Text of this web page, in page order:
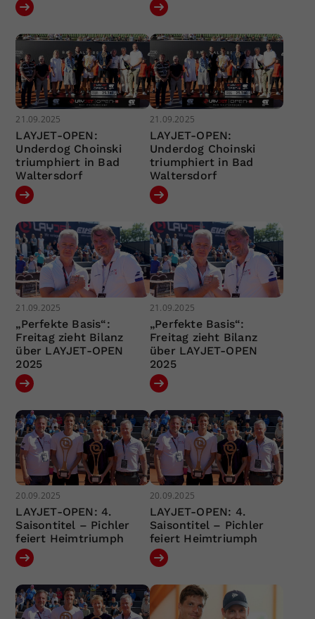
21.09.2025
LAYJET-OPEN:
Underdog Choinski
triumphiert in Bad
Waltersdorf
21.09.2025
LAYJET-OPEN:
Underdog Choinski
triumphiert in Bad
Waltersdorf
21.09.2025
„Perfekte Basis“:
Freitag zieht Bilanz
über LAYJET-OPEN
2025
21.09.2025
„Perfekte Basis“:
Freitag zieht Bilanz
über LAYJET-OPEN
2025
20.09.2025
LAYJET-OPEN: 4.
Saisontitel – Pichler
feiert Heimtriumph
20.09.2025
LAYJET-OPEN: 4.
Saisontitel – Pichler
feiert Heimtriumph